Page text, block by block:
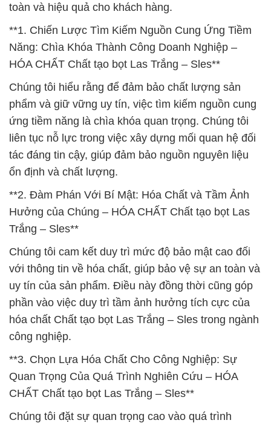
toàn và hiệu quả cho khách hàng.
**1. Chiến Lược Tìm Kiếm Nguồn Cung Ứng Tiềm
Năng: Chìa Khóa Thành Công Doanh Nghiệp –
HÓA CHẤT Chất tạo bọt Las Trắng – Sles**
Chúng tôi hiểu rằng để đảm bảo chất lượng sản
phẩm và giữ vững uy tín, việc tìm kiếm nguồn cung
ứng tiềm năng là chìa khóa quan trọng. Chúng tôi
liên tục nỗ lực trong việc xây dựng mối quan hệ đối
tác đáng tin cậy, giúp đảm bảo nguồn nguyên liệu
ổn định và chất lượng.
**2. Đàm Phán Với Bí Mật: Hóa Chất và Tầm Ảnh
Hưởng của Chúng – HÓA CHẤT Chất tạo bọt Las
Trắng – Sles**
Chúng tôi cam kết duy trì mức độ bảo mật cao đối
với thông tin về hóa chất, giúp bảo vệ sự an toàn và
uy tín của sản phẩm. Điều này đồng thời cũng góp
phần vào việc duy trì tầm ảnh hưởng tích cực của
hóa chất Chất tạo bọt Las Trắng – Sles trong ngành
công nghiệp.
**3. Chọn Lựa Hóa Chất Cho Công Nghiệp: Sự
Quan Trọng Của Quá Trình Nghiên Cứu – HÓA
CHẤT Chất tạo bọt Las Trắng – Sles**
Chúng tôi đặt sự quan trọng cao vào quá trình